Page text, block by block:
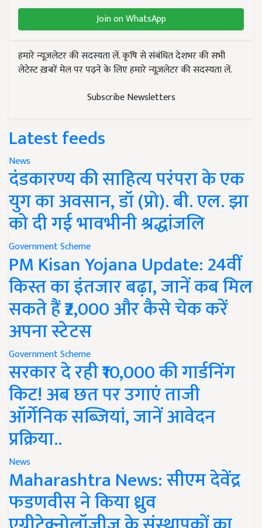
Join on WhatsApp
हमारे न्यूज़लेटर की सदस्यता लें. कृषि से संबंधित देशभर की सभी
लेटेस्ट ख़बरें मेल पर पढ़ने के लिए हमारे न्यूज़लेटर की सदस्यता लें.
Subscribe Newsletters
Latest feeds
News
दंडकारण्य की साहित्य परंपरा के एक
युग का अवसान, डॉ (प्रो). बी. एल. झा
को दी गई भावभीनी श्रद्धांजलि
Government Scheme
PM Kisan Yojana Update: 24वीं
किस्त का इंतजार बढ़ा, जानें कब मिल
सकते हैं ₹2,000 और कैसे चेक करें
अपना स्टेटस
Government Scheme
सरकार दे रही ₹10,000 की गार्डनिंग
किट! अब छत पर उगाएं ताजी
ऑर्गेनिक सब्जियां, जानें आवेदन
प्रक्रिया..
News
Maharashtra News: सीएम देवेंद्र
फडणवीस ने किया ध्रुव